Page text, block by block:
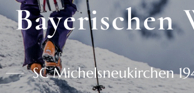
Bayerischen
SC Michelsneukirchen